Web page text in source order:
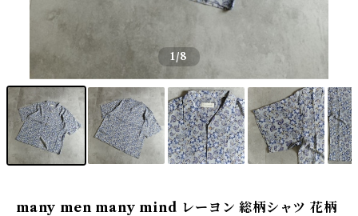
1/8
many men many mind レーヨン 総柄シャツ 花柄